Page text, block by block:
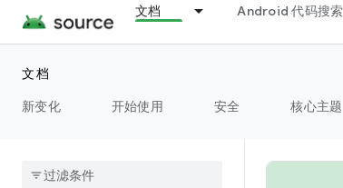
文档 Android 代码搜索
文档
新变化
开始使用 安全 核心主题